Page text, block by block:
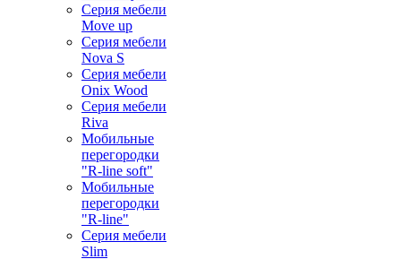
Серия мебели
Move up
Серия мебели
Nova S
Серия мебели
Onix Wood
Серия мебели
Riva
Мобильные
перегородки
"R-line soft"
Мобильные
перегородки
"R-line"
Серия мебели
Slim